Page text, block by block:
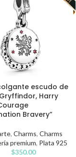
escudo de
Harry
Bravery”
, Charms, Charms
premium, Plata 925
$350.00